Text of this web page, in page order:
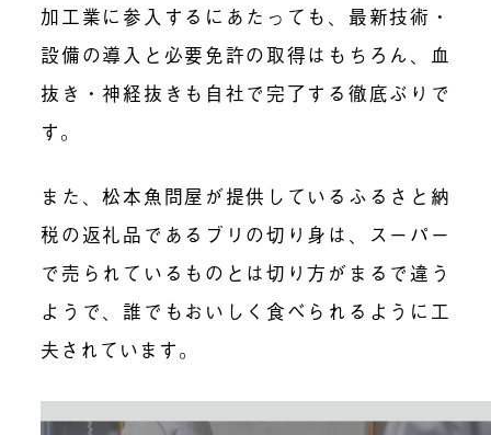
加工業に参入するにあたっても、最新技術・
設備の導入と必要免許の取得はもちろん、血
抜き・神経抜きも自社で完了する徹底ぶりで
す。
また、松本魚問屋が提供しているふるさと納
税の返礼品であるブリの切り身は、スーパー
で売られているものとは切り方がまるで違う
ようで、誰でもおいしく食べられるように工
夫されています。